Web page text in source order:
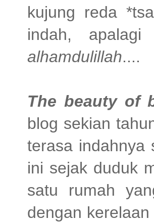
kujung reda
indah,
alhamdulillah....
The beauty of
blog sekian
terasa indahnya
ini sejak duduk
satu rumah
dengan